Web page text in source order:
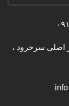
اصلی سرخرود ،